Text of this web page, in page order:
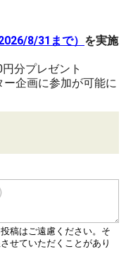
8/31まで） を実施
分プレゼント
企画に参加が可能に